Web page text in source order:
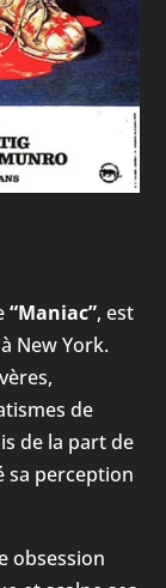
“Maniac”, est
New York.
de
de la part de
sa perception
obsession